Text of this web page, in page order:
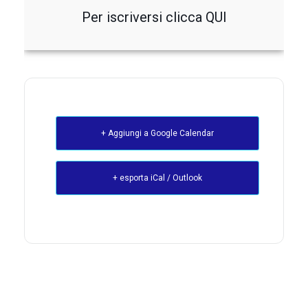
Per iscriversi clicca QUI
+ Aggiungi a Google Calendar
+ esporta iCal / Outlook